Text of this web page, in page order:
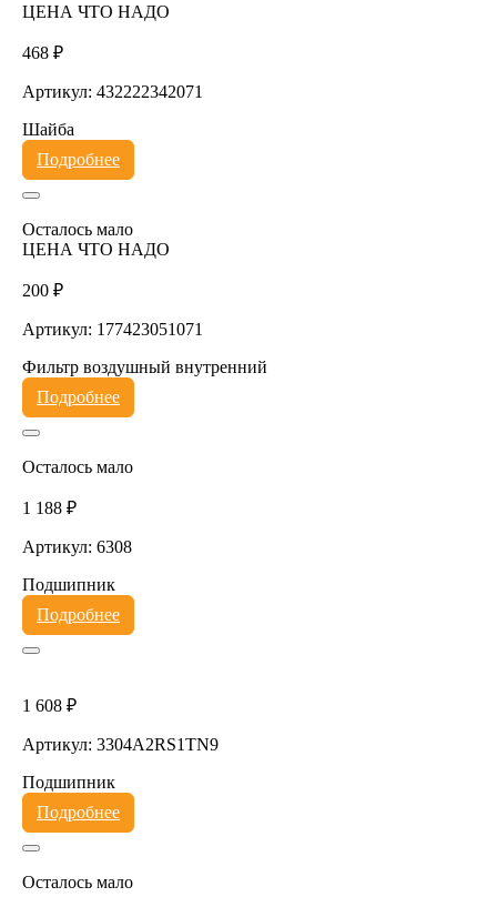
ЦЕНА ЧТО НАДО
468 ₽
Артикул: 432222342071
Шайба
Подробнее
Осталось мало
ЦЕНА ЧТО НАДО
200 ₽
Артикул: 177423051071
Фильтр воздушный внутренний
Подробнее
Осталось мало
1 188 ₽
Артикул: 6308
Подшипник
Подробнее
1 608 ₽
Артикул: 3304A2RS1TN9
Подшипник
Подробнее
Осталось мало